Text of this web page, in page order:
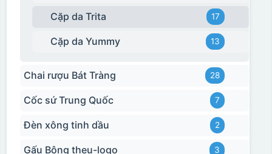
Cặp da Trita 17
Cặp da Yummy 13
Chai rượu Bát Tràng 28
Cốc sứ Trung Quốc 7
Đèn xông tinh dầu 2
Gấu Bông theu-logo 3